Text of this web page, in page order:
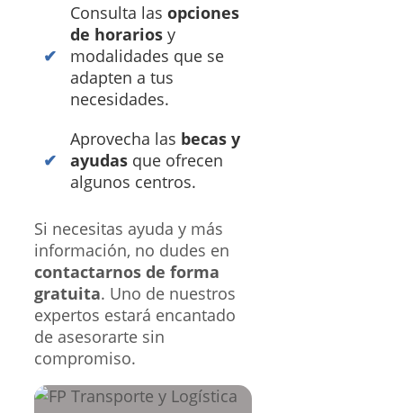
Consulta las opciones
de horarios y
modalidades que se
adapten a tus
necesidades.
Aprovecha las becas y
ayudas que ofrecen
algunos centros.
Si necesitas ayuda y más
información, no dudes en
contactarnos de forma
gratuita. Uno de nuestros
expertos estará encantado
de asesorarte sin
compromiso.